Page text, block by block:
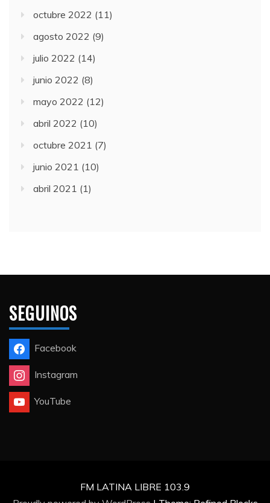
octubre 2022 (11)
agosto 2022 (9)
julio 2022 (14)
junio 2022 (8)
mayo 2022 (12)
abril 2022 (10)
octubre 2021 (7)
junio 2021 (10)
abril 2021 (1)
SEGUINOS
Facebook
Instagram
YouTube
FM LATINA LIBRE 103.9